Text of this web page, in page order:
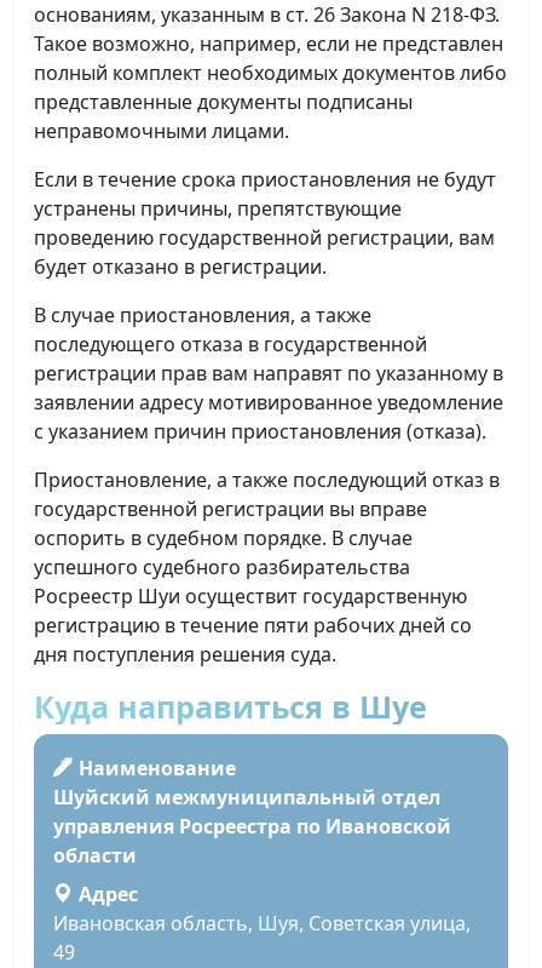
основаниям, указанным в ст. 26 Закона N 218-ФЗ.
Такое возможно, например, если не представлен
полный комплект необходимых документов либо
представленные документы подписаны
неправомочными лицами.
Если в течение срока приостановления не будут
устранены причины, препятствующие
проведению государственной регистрации, вам
будет отказано в регистрации.
В случае приостановления, а также
последующего отказа в государственной
регистрации прав вам направят по указанному в
заявлении адресу мотивированное уведомление
с указанием причин приостановления (отказа).
Приостановление, а также последующий отказ в
государственной регистрации вы вправе
оспорить в судебном порядке. В случае
успешного судебного разбирательства
Росреестр Шуи осуществит государственную
регистрацию в течение пяти рабочих дней со
дня поступления решения суда.
Куда направиться в Шуе
Наименование
Шуйский межмуниципальный отдел
управления Росреестра по Ивановской
области
Адрес
Ивановская область, Шуя, Советская улица,
49